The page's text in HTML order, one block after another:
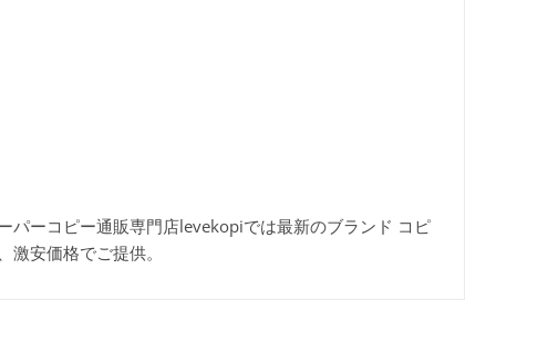
パーコピー通販専門店levekopiでは最新のブランド コピ
安価格でご提供。